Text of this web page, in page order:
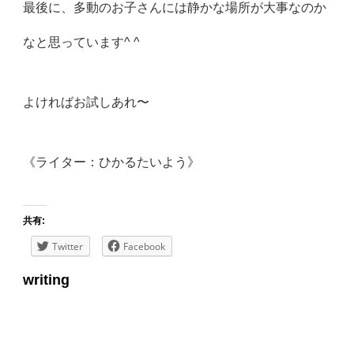
最後に、多動のお子さんには静かな場所が大事なのか
なと思っています^ ^
よければお試しあれ〜
《ライター：ひかるたいよう》
共有:
Twitter Facebook
writing